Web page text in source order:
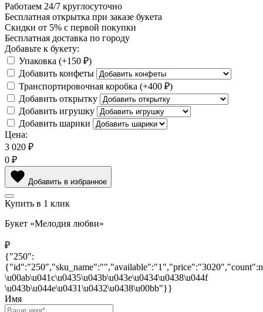
Работаем 24/7 круглосуточно
Бесплатная открытка при заказе букета
Скидки от 5% с первой покупки
Бесплатная доставка по городу
Добавьте к букету:
Упаковка (+150 ₽)
Добавить конфеты
Транспортировочная коробка (+400 ₽)
Добавить открытку
Добавить игрушку
Добавить шарики
Цена:
3 020 ₽
0 ₽
Добавить в избранное
Купить в 1 клик
Букет «Мелодия любви»
₽
{"250":
\u00ab\u041c\u0435\u043b\u043e\u0434\u0438\u044f
\u043b\u044e\u0431\u0432\u0438\u00bb"}}
Имя